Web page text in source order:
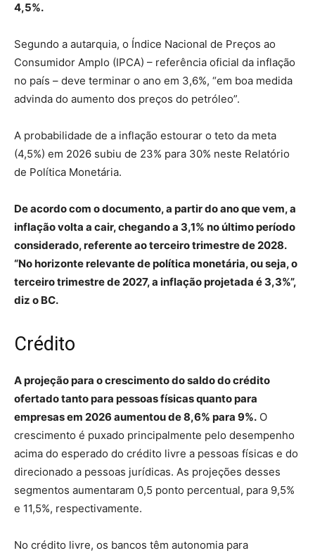
4,5%.
Segundo a autarquia, o Índice Nacional de Preços ao
Consumidor Amplo (IPCA) – referência oficial da inflação
no país – deve terminar o ano em 3,6%, “em boa medida
advinda do aumento dos preços do petróleo”.
A probabilidade de a inflação estourar o teto da meta
(4,5%) em 2026 subiu de 23% para 30% neste Relatório
de Política Monetária.
De acordo com o documento, a partir do ano que vem, a
inflação volta a cair, chegando a 3,1% no último período
considerado, referente ao terceiro trimestre de 2028.
“No horizonte relevante de política monetária, ou seja, o
terceiro trimestre de 2027, a inflação projetada é 3,3%”,
diz o BC.
Crédito
A projeção para o crescimento do saldo do crédito
ofertado tanto para pessoas físicas quanto para
empresas em 2026 aumentou de 8,6% para 9%. O
crescimento é puxado principalmente pelo desempenho
acima do esperado do crédito livre a pessoas físicas e do
direcionado a pessoas jurídicas. As projeções desses
segmentos aumentaram 0,5 ponto percentual, para 9,5%
e 11,5%, respectivamente.
No crédito livre, os bancos têm autonomia para